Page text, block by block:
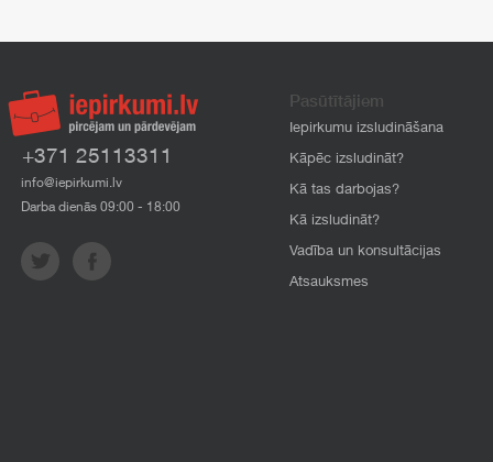
+371 25113311
info@iepirkumi.lv
Darba dienās 09:00 - 18:00
Pasūtītājiem
Iepirkumu izsludināšana
Kāpēc izsludināt?
Kā tas darbojas?
Kā izsludināt?
Vadība un konsultācijas
Atsauksmes